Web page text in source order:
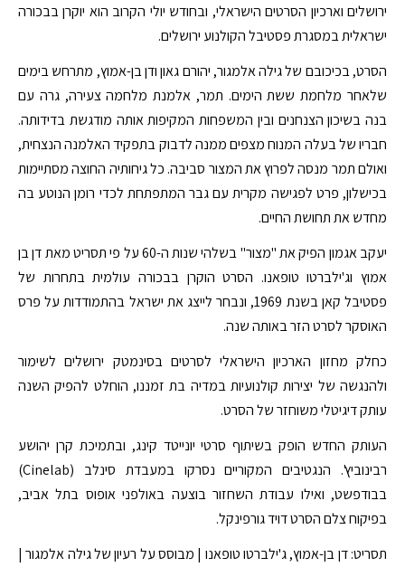
ירושלים וארכיון הסרטים הישראלי, ובחודש יולי הקרוב הוא יוקרן בבכורה
ישראלית במסגרת פסטיבל הקולנוע ירושלים.
הסרט, בכיכובם של גילה אלמגור, יהורם גאון ודן בן-אמוץ, מתרחש בימים
שלאחר מלחמת ששת הימים. תמר, אלמנת מלחמה צעירה, גרה עם
בנה בשיכון הצנחנים ובין המשפחות המקיפות אותה מודגשת בדידותה.
חבריו של בעלה המנוח מצפים ממנה לדבוק בתפקיד האלמנה הנצחית,
ואולם תמר מנסה לפרוץ את המצור סביבה. כל גיחותיה החוצה מסתיימות
בכישלון, פרט לפגישה מקרית עם גבר המתפתחת לכדי רומן הנוטע בה
מחדש את תחושת החיים.
יעקב אגמון הפיק את "מצור" בשלהי שנות ה-60 על פי תסריט מאת דן בן
אמוץ וג'ילברטו טופאנו. הסרט הוקרן בבכורה עולמית בתחרות של
פסטיבל קאן בשנת 1969, ונבחר לייצג את ישראל בהתמודדות על פרס
האוסקר לסרט הזר באותה שנה.
כחלק מחזון הארכיון הישראלי לסרטים בסינמטק ירושלים לשימור
ולהנגשה של יצירות קולנועיות במדיה בת זמננו, הוחלט להפיק השנה
עותק דיגיטלי משוחזר של הסרט.
העותק החדש הופק בשיתוף סרטי יונייטד קינג, ובתמיכת קרן יהושע
רבינוביץ'. הנגטיבים המקוריים נסרקו במעבדת סינלב (Cinelab)
בבודפשט, ואילו עבודת השחזור בוצעה באולפני אופוס בתל אביב,
בפיקוח צלם הסרט דויד גורפינקל.
תסריט: דן בן-אמוץ, ג'ילברטו טופאנו | מבוסס על רעיון של גילה אלמגור |